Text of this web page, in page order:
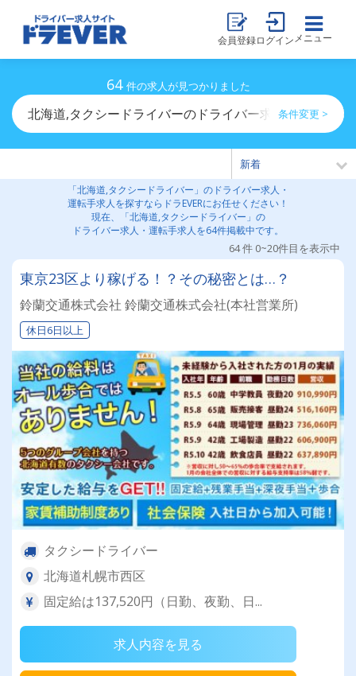
会員登録ログイン メニュー
64 件の求人が見つかりました
北海道,タクシードライバーのドライバー求人・運転手求
条件変更 >
「北海道,タクシードライバー」のドライバー求人・
運転手求人を探すならドラEVERにお任せください！
現在、「北海道,タクシードライバー」の
ドライバー求人・運転手求人を64件掲載中です。
64 件 0~20件目を表示中
東京23区より稼げる！？その秘密とは…？
鈴蘭交通株式会社 鈴蘭交通株式会社(本社営業所)
休日6日以上
タクシードライバー
北海道札幌市西区
固定給は137,520円（日勤、夜勤、日...
求人内容を見る